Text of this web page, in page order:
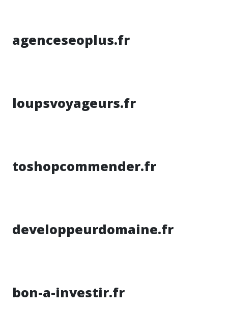
agenceseoplus.fr
loupsvoyageurs.fr
toshopcommender.fr
developpeurdomaine.fr
bon-a-investir.fr